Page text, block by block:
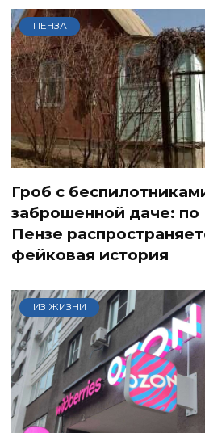
ПЕНЗА
Гроб с
заброшенной даче: по
Пензе
фейковая история
ИЗ ЖИЗНИ